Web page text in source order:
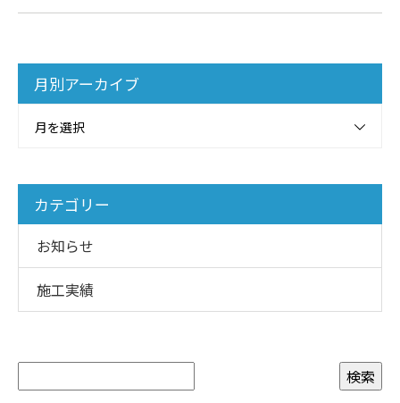
月別アーカイブ
月を選択
カテゴリー
お知らせ
施工実績